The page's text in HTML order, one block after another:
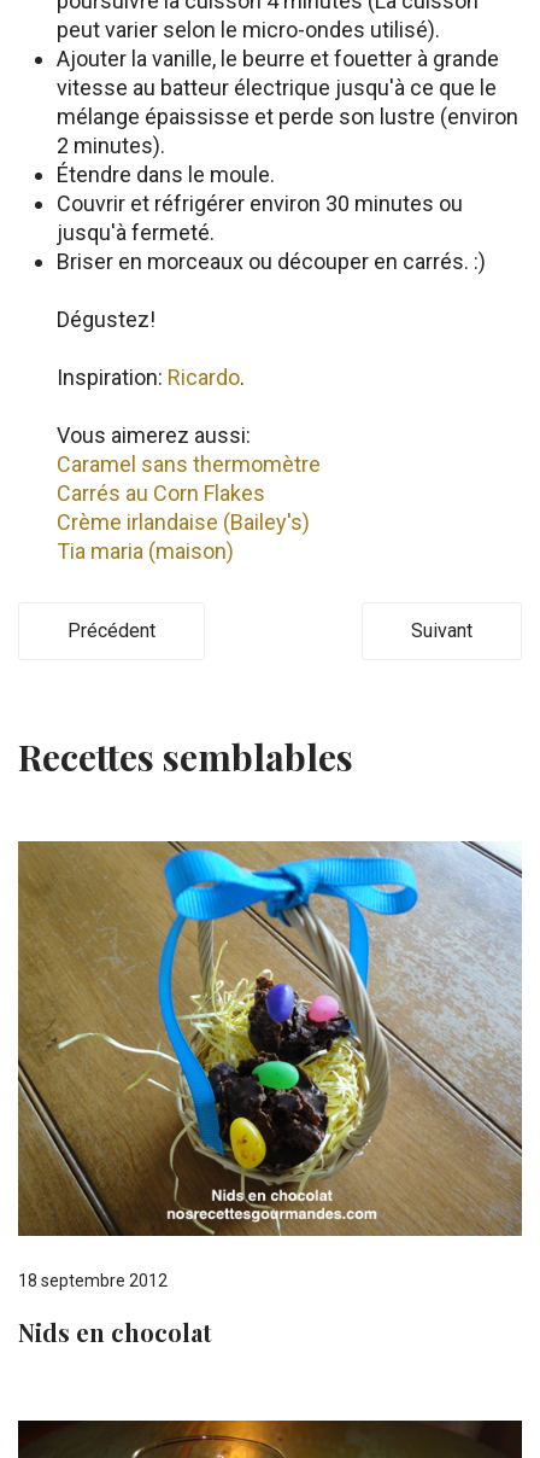
peut varier selon le micro-ondes utilisé).
Ajouter la vanille, le beurre et fouetter à grande
vitesse au batteur électrique jusqu'à ce que le
mélange épaississe et perde son lustre (environ
2 minutes).
Étendre dans le moule.
Couvrir et réfrigérer environ 30 minutes ou
jusqu'à fermeté.
Briser en morceaux ou découper en carrés. :)
Dégustez!
Inspiration: Ricardo.
Vous aimerez aussi:
Caramel sans thermomètre
Carrés au Corn Flakes
Crème irlandaise (Bailey's)
Tia maria (maison)
Précédent Suivant
Recettes semblables
Nids en chocolat
18 septembre 2012